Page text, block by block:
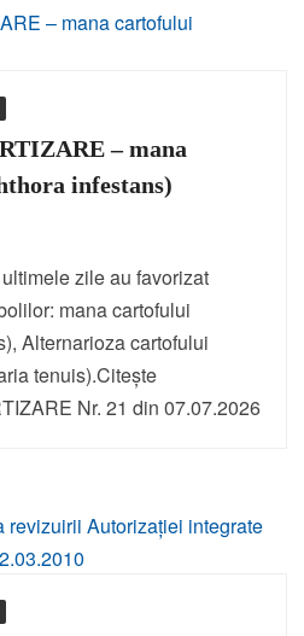
– mana
infestans)
zile au favorizat
mana cartofului
Alternarioza cartofului
tenuis).Citește
Nr. 21 din 07.07.2026